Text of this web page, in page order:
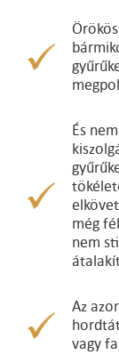
És
még
nem
Az
vagy